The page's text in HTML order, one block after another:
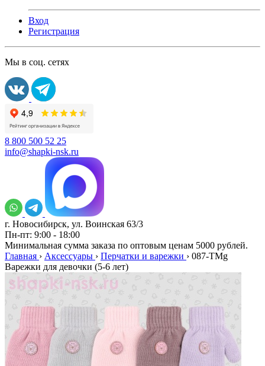
Вход
Регистрация
Мы в соц. сетях
8 800 500 52 25
info@shapki-nsk.ru
г. Новосибирск, ул. Воинская 63/3
Пн-пт: 9:00 - 18:00
Минимальная сумма заказа по оптовым ценам 5000 рублей.
Главная › Аксессуары › Перчатки и варежки › 087-TMg
Варежки для девочки (5-6 лет)